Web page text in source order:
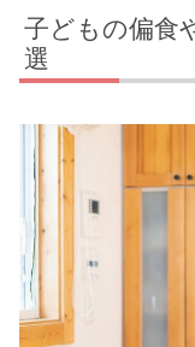
子どもの偏食
選